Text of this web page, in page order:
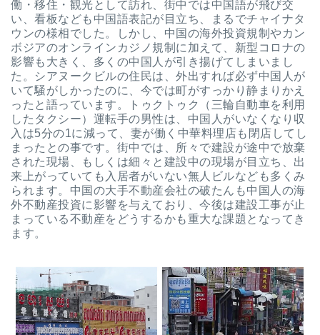
働・移住・観光として訪れ、街中では中国語が飛び交
い、看板なども中国語表記が目立ち、まるでチャイナタ
ウンの様相でした。しかし、中国の海外投資規制やカン
ボジアのオンラインカジノ規制に加えて、新型コロナの
影響も大きく、多くの中国人が引き揚げてしまいまし
た。シアヌークビルの住民は、外出すれば必ず中国人が
いて騒がしかったのに、今では町がすっかり静まりかえ
ったと語っています。トゥクトゥク（三輪自動車を利用
したタクシー）運転手の男性は、中国人がいなくなり収
入は5分の1に減って、妻が働く中華料理店も閉店してし
まったとの事です。 街中では、所々で建設が途中で放棄
された現場、もしくは細々と建設中の現場が目立ち、出
来上がっていても入居者がいない無人ビルなども多くみ
られます。中国の大手不動産会社の破たんも中国人の海
外不動産投資に影響を与えており、今後は建設工事が止
まっている不動産をどうするかも重大な課題となってき
ます。